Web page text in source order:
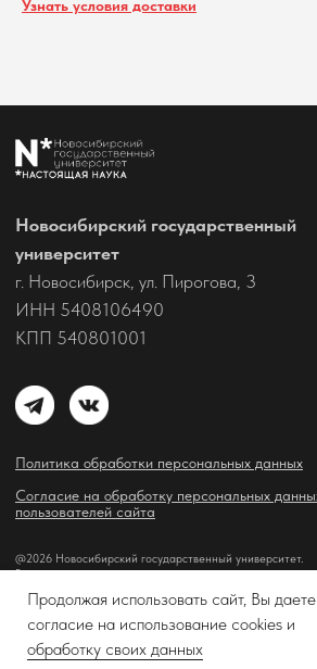
В корзину
Узнать условия доставки
Продолжая использовать сайт, Вы даете
согласие на использование cookies и
обработку своих данных